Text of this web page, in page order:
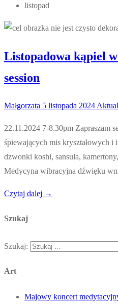
listopad
Listopadowa kąpiel
session
Małgorzata 5 listopada 2024
22.11.2024 7-8.30pm Zapraszam
śpiewających mis kryształowych
dzwonki koshi, sansula,
Medycyna wibracyjna dźwięku
Czytaj dalej →
Szukaj
Szukaj:
Art
Majowy koncert